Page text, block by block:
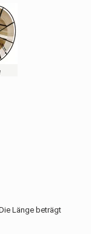
Länge beträgt